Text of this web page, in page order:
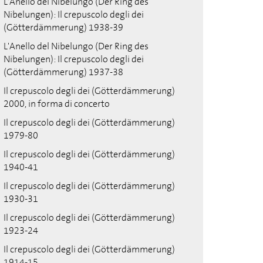
Nibelungen): Il crepuscolo degli dei
(Götterdämmerung) 1938-39
L'Anello del Nibelungo (Der Ring des
Nibelungen): Il crepuscolo degli dei
(Götterdämmerung) 1937-38
Il crepuscolo degli dei (Götterdämmerung)
2000, in forma di concerto
Il crepuscolo degli dei (Götterdämmerung)
1979-80
Il crepuscolo degli dei (Götterdämmerung)
1940-41
Il crepuscolo degli dei (Götterdämmerung)
1930-31
Il crepuscolo degli dei (Götterdämmerung)
1923-24
Il crepuscolo degli dei (Götterdämmerung)